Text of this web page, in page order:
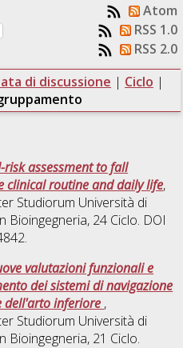
Atom
RSS 1.0
RSS 2.0
di discussione | Ciclo |
assessment to fall
clinical routine and daily life,
Studiorum Università di
Bioingegneria, 24 Ciclo. DOI
valutazioni funzionali e
dei sistemi di navigazione
dell'arto inferiore ,
Studiorum Università di
Bioingegneria, 21 Ciclo.